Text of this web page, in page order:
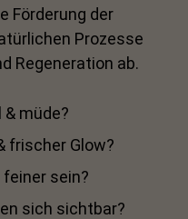
Förderung der
Prozesse
Regeneration ab.
müde?
frischer Glow?
feiner sein?
sich sichtbar?